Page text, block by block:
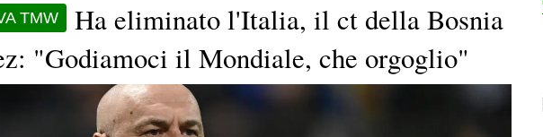
TMW
Ha eliminato l'Italia, il ct della Bosnia
"Godiamoci il Mondiale, che orgoglio"